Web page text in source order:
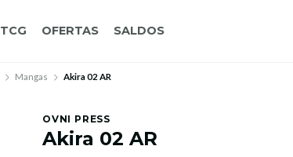
TCG OFERTAS SALDOS
Mangas Akira 02 AR
OVNI PRESS
Akira 02 AR